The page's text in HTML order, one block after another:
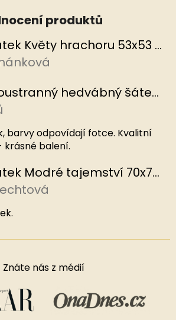
produktů
Hedvábný šátek Květy hrachoru 53x53 cm v dárkovém balení, HEDVÁBNÝ SVĚT
je 5 z 5 hvězdiček.
Prémiový oboustranný hedvábný šátek Mořský korál, MB
je 5 z 5 hvězdiček.
barvy odpovídají fotce. Kvalitní
krásné balení.
Hedvábný šátek Modré tajemství 70x70 cm v dárkovém balení, HEDVÁBNÝ SVĚT
je 5 z 5 hvězdiček.
Znáte nás z médií